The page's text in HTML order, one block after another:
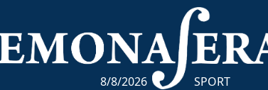
8/8/2026 SPORT